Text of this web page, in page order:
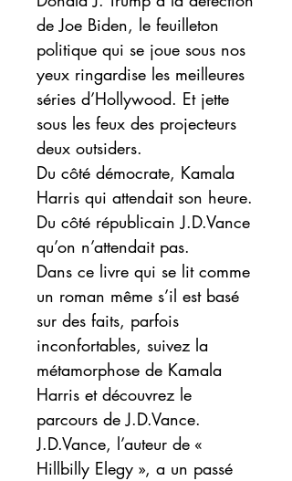
de Joe Biden, le feuilleton
politique qui se joue sous nos
yeux ringardise les meilleures
séries d’Hollywood. Et jette
sous les feux des projecteurs
deux outsiders.
Du côté démocrate, Kamala
Harris qui attendait son heure.
Du côté républicain J.D.Vance
qu’on n’attendait pas.
Dans ce livre qui se lit comme
un roman même s’il est basé
sur des faits, parfois
inconfortables, suivez la
métamorphose de Kamala
Harris et découvrez le
parcours de J.D.Vance.
J.D.Vance, l’auteur de «
Hillbilly Elegy », a un passé